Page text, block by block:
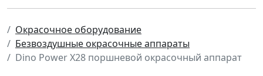
Окрасочное оборудование
Безвоздушные окрасочные аппараты
Dino Power X28 поршневой окрасочный аппарат